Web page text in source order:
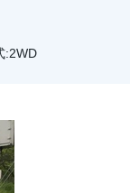
:2WD